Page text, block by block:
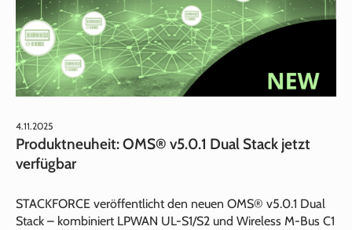
4.11.2025
Produktneuheit: OMS® v5.0.1 Dual Stack jetzt
verfügbar
STACKFORCE veröffentlicht den neuen OMS® v5.0.1 Dual
Stack – kombiniert LPWAN UL-S1/S2 und Wireless M-Bus C1